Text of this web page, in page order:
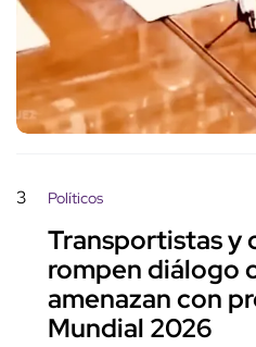
3 Políticos
Transportistas y
rompen diálogo
amenazan con
Mundial 2026